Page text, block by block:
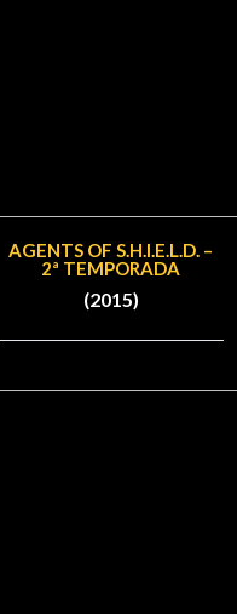
AGENTS OF S.H.I.E.L.D. –
2ª TEMPORADA
(2015)